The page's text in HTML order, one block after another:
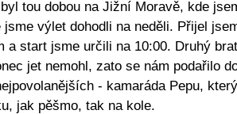
tou dobou na Jižní Moravě, kde
výlet dohodli na neděli. Přijel
a start jsme určili na 10:00. Druhý
jet nemohl, zato se nám podařilo
- kamaráda Pepu,
jak pěšmo, tak na kole.